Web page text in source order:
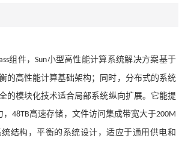
组件，Sun小型高性能计算系统解决方案基于
的高性能计算基础架构；同时，分布式的系统
的模块化技术适合局部系统纵向扩展。它能提
，48TB高速存储，文件访问集成带宽大于200M
结构，平衡的系统设计，适应于通用供电和